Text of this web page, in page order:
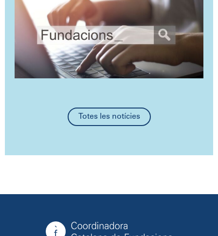
Totes les notícies